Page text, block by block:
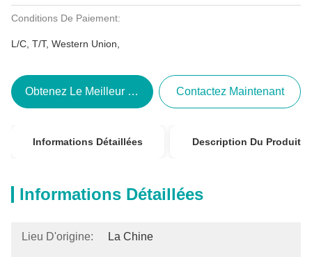
Conditions De Paiement:
L/C, T/T, Western Union,
Obtenez Le Meilleur Prix Contactez Maintenant
Informations Détaillées Description Du Produit
Informations Détaillées
Lieu D'origine: La Chine